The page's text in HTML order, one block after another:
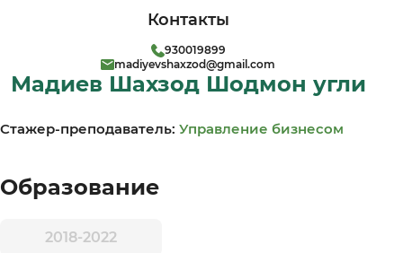
Мадиев Шахзод Шодмон угли
Стажер-преподаватель: Управление бизнесом
Образование
2018-2022
Контакты
930019899
madiyevshaxzod@gmail.com